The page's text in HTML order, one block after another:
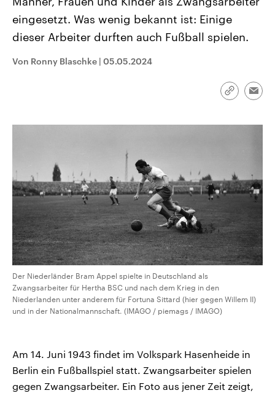
2026
Alle Informationen
Sachsen-Anhalt wählt am 6.
September 2026 einen neuen
Bundesland von einer Koalition aus
CDU, SPD und FDP regiert.-
Aktuelle Beiträge,
Hintergründe
Wirtschaftlich und
gehören die Vereinigten
den mächtigsten Ländern
Audio-Archiv
eingesetzt. Was wenig bekannt ist: Einige
dieser Arbeiter durften auch Fußball spielen.
Von Ronny Blaschke | 05.05.2024
Link
Der Niederländer Bram Appel spielte in Deutschland als
Zwangsarbeiter für Hertha BSC und nach dem Krieg in den
Niederlanden unter anderem für Fortuna Sittard (hier gegen Willem II)
und in der Nationalmannschaft. (IMAGO / piemags / IMAGO)
Am 14. Juni 1943 findet im Volkspark Hasenheide in
Berlin ein Fußballspiel statt. Zwangsarbeiter spielen
gegen Zwangsarbeiter. Ein Foto aus jener Zeit zeigt,